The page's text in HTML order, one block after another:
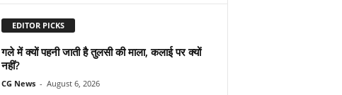
EDITOR PICKS
गले में क्यों पहनी जाती है तुलसी की माला, कलाई पर क्यों
नहीं?
CG News - August 6, 2026